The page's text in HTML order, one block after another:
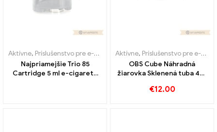
Aktívne, Príslušenstvo pre e-cigarety ,Výparník
Najpriamejšie Trio 85
Cartridge 5 ml e-cigarety
Aktívne, Príslušenstvo pre e-cigarety
OBS Cube Náhradná
žiarovka Sklenená tuba 4ml
Veľkoobchod丨Vlastné
€12.00